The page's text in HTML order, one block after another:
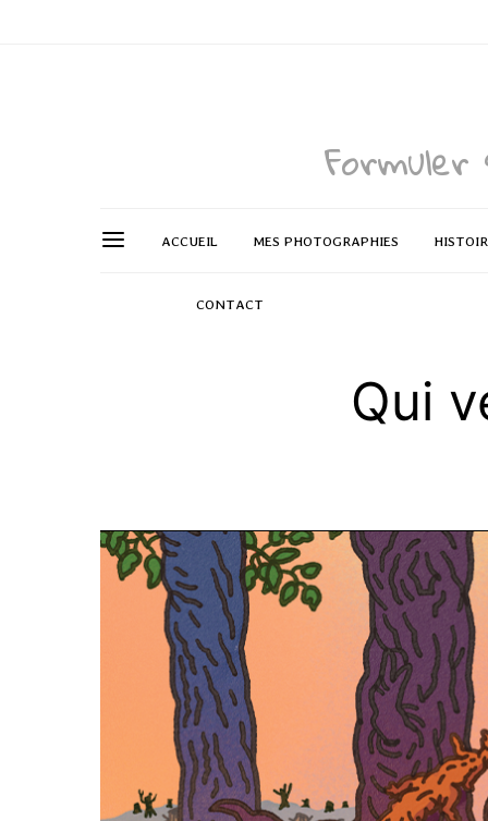
ACCUEIL MES PHOTOGRAPHIES
CONTACT
Qui